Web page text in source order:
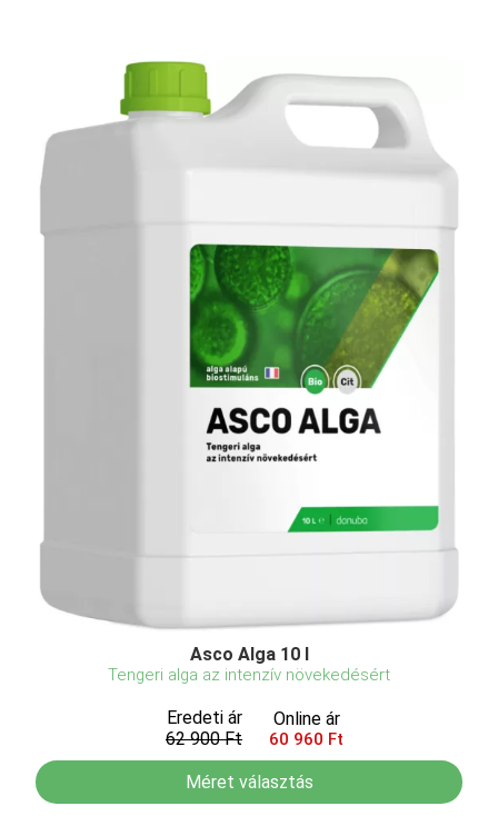
Asco Alga 10 l
Tengeri alga az intenzív növekedésért
Eredeti ár
62 900 Ft
Online ár
60 960 Ft
Méret választás